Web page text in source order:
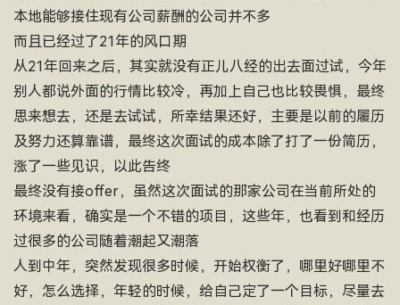
本地能够接住现有公司薪酬的公司并不多
而且已经过了21年的风口期
从21年回来之后，其实就没有正儿八经的出去面过试，今年
别人都说外面的行情比较冷，再加上自己也比较畏惧，最终
思来想去，还是去试试，所幸结果还好，主要是以前的履历
及努力还算靠谱，最终这次面试的成本除了打了一份简历，
涨了一些见识，以此告终
最终没有接offer，虽然这次面试的那家公司在当前所处的
环境来看，确实是一个不错的项目，这些年，也看到和经历
过很多的公司随着潮起又潮落
人到中年，突然发现很多时候，开始权衡了，哪里好哪里不
好，怎么选择，年轻的时候，给自己定了一个目标，尽量去